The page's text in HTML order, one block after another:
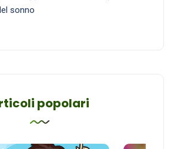
sonno
popolari